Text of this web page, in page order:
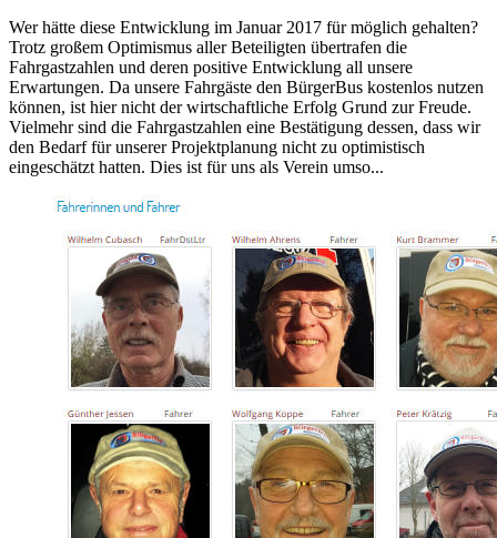
Wer hätte diese Entwicklung im Januar 2017 für möglich gehalten?
Trotz großem Optimismus aller Beteiligten übertrafen die
Fahrgastzahlen und deren positive Entwicklung all unsere
Erwartungen. Da unsere Fahrgäste den BürgerBus kostenlos nutzen
können, ist hier nicht der wirtschaftliche Erfolg Grund zur Freude.
Vielmehr sind die Fahrgastzahlen eine Bestätigung dessen, dass wir
den Bedarf für unserer Projektplanung nicht zu optimistisch
eingeschätzt hatten. Dies ist für uns als Verein umso...